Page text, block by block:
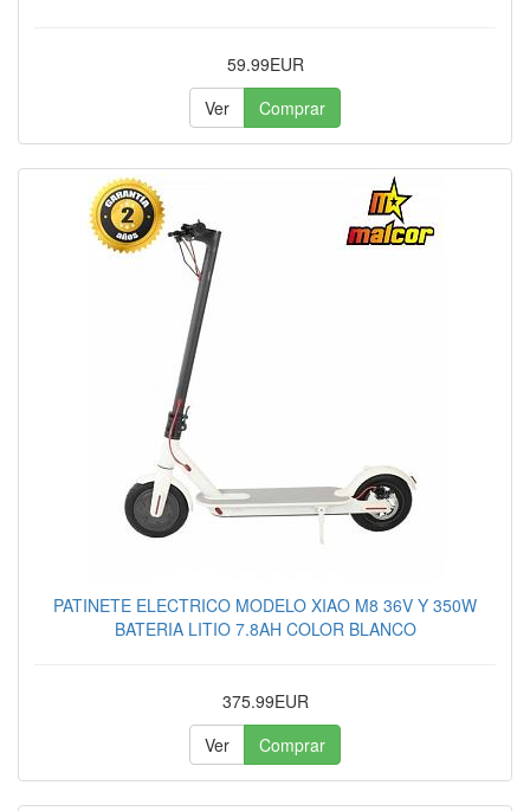
59.99EUR
Ver
Comprar
PATINETE ELECTRICO MODELO XIAO M8 36V Y 350W
BATERIA LITIO 7.8AH COLOR BLANCO
375.99EUR
Ver
Comprar